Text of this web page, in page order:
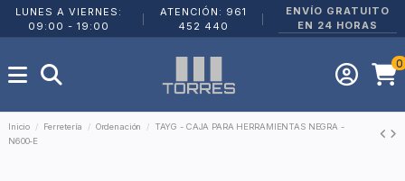
LUNES A VIERNES:
09:00 - 19:00
ATENCIÓN: 961
452 440
ENVÍO GRATUITO
EN 24 HORAS
0
Inicio Ferretería Ordenación
TAYG - CAJA PARA HERRAMIENTAS NEGRA -
N600-E